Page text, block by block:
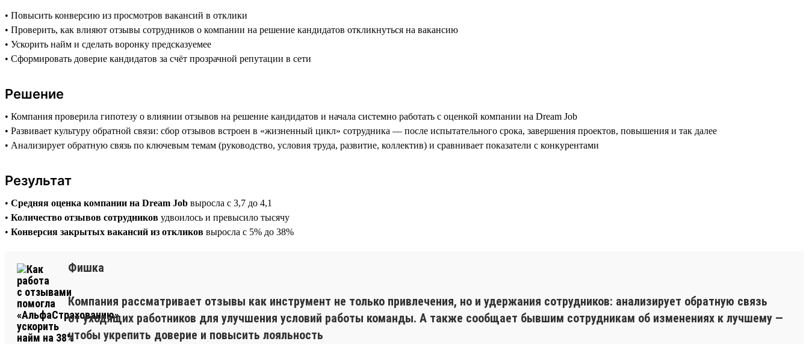
• Повысить конверсию из просмотров вакансий в отклики
• Проверить, как влияют отзывы сотрудников о компании на решение кандидатов откликнуться на вакансию
• Ускорить найм и сделать воронку предсказуемее
• Сформировать доверие кандидатов за счёт прозрачной репутации в сети
Решение
• Компания проверила гипотезу о влиянии отзывов на решение кандидатов и начала системно работать с оценкой компании на Dream Job
• Развивает культуру обратной связи: сбор отзывов встроен в «жизненный цикл» сотрудника — после испытательного срока, завершения проектов, повышения и так далее
• Анализирует обратную связь по ключевым темам (руководство, условия труда, развитие, коллектив) и сравнивает показатели с конкурентами
Результат
• Средняя оценка компании на Dream Job выросла с 3,7 до 4,1
• Количество отзывов сотрудников удвоилось и превысило тысячу
• Конверсия закрытых вакансий из откликов выросла с 5% до 38%
Фишка
Компания рассматривает отзывы как инструмент не только привлечения, но и удержания сотрудников: анализирует обратную связь
от уходящих работников для улучшения условий работы команды. А также сообщает бывшим сотрудникам об изменениях к лучшему —
чтобы укрепить доверие и повысить лояльность